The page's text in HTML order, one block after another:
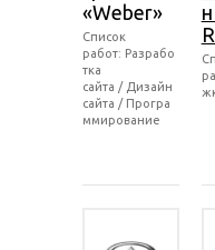
«Weber»
Список
работ: Разрабо
тка
сайта / Дизайн
сайта / Програ
ммирование